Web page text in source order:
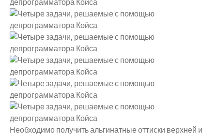
Необходимо получить альгинатные оттиски верхней и